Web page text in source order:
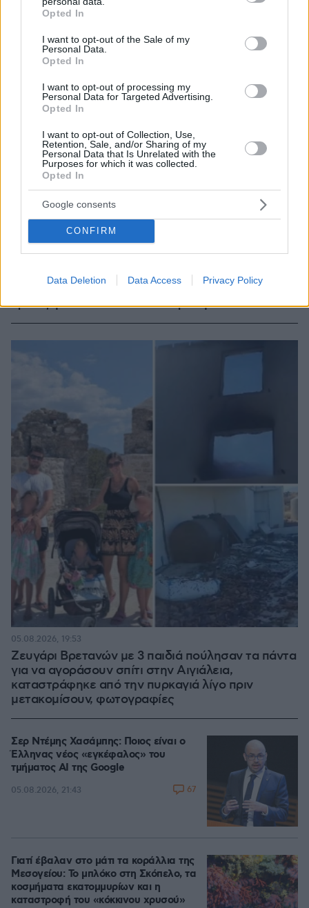
grant or deny consent to Google and its third-party tags to
use your data for below specified purposes in below Google
consent section.
Opted In
I want to opt-out of the Sale of my
Personal Data.
Opted In
I want to opt-out of processing my
Personal Data for Targeted Advertising.
Opted In
I want to opt-out of Collection, Use,
Retention, Sale, and/or Sharing of my
Personal Data that Is Unrelated with the
Purposes for which it was collected.
Opted In
Google consents
CONFIRM
Data Deletion Data Access Privacy Policy
Η εξομολόγηση της συζύγου του Κώστα Σόμμερ:
Ανησυχώ μήπως ξεχάσει πόσο πολύ τον
χρειαζόμαστε και πόσο τον αγαπάμε
Ζευγάρι Βρετανών με 3 παιδιά πούλησαν τα πάντα
για να αγοράσουν σπίτι στην Αιγιάλεια,
καταστράφηκε από την πυρκαγιά λίγο πριν
μετακομίσουν, φωτογραφίες
05.08.2026, 19:53
Σερ Ντέμης Χασάμπης: Ποιος είναι ο
Έλληνας νέος «εγκέφαλος» του
τμήματος AI της Google
05.08.2026, 21:43 67
Γιατί έβαλαν στο μάτι τα κοράλλια της
Μεσογείου: Το μπλόκο στη Σκόπελο, τα
κοσμήματα εκατομμυρίων και η
καταστροφή του «κόκκινου χρυσού»